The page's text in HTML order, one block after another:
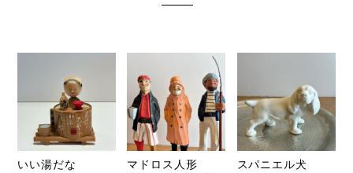
いい湯だな
マドロス人形
スパニエル犬